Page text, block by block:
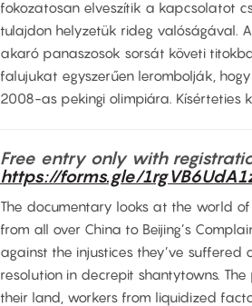
fokozatosan elveszítik a kapcsolatot
tulajdon helyzetük rideg valóságával.
akaró panaszosok sorsát követi
falujukat egyszerűen lerombolják,
2008-as pekingi olimpiára. Kísérteties
Free entry only with
https://forms.gle/
The documentary looks at the world of
from all over China to Beijing’s
against the injustices they’ve
resolution in decrepit shantytowns.
their land, workers from liquidized